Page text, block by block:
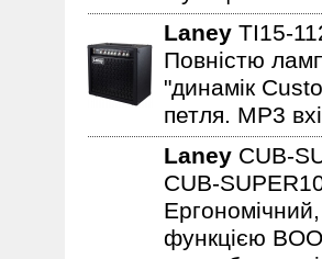
Laney TI15-
Повністю
"динамік
петля. MP3
Laney CUB-
CUB-
функцією